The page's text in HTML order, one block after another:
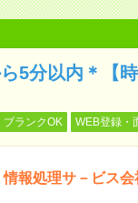
5分以内＊【
ブランクOK WEB登録・
情報処理サ－ビス